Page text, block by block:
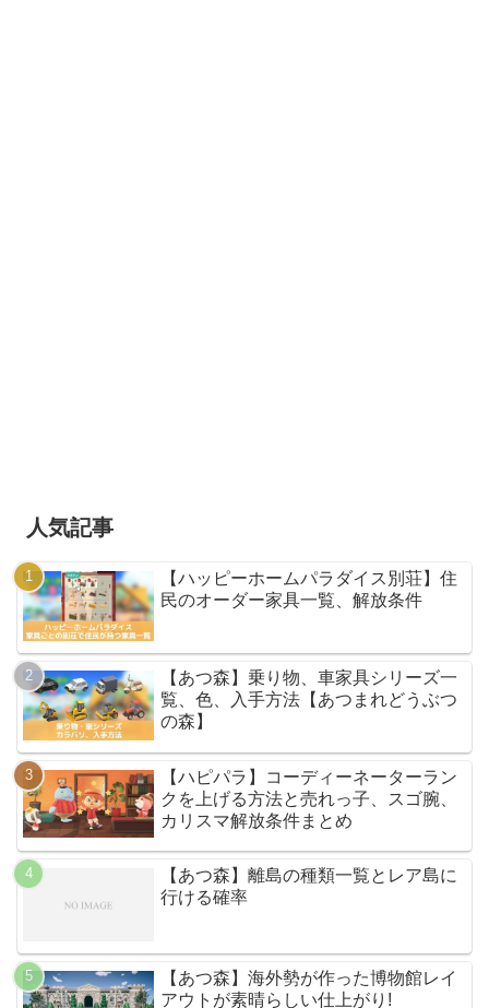
人気記事
【ハッピーホームパラダイス別荘】住
民のオーダー家具一覧、解放条件
【あつ森】乗り物、車家具シリーズ一
覧、色、入手方法【あつまれどうぶつ
の森】
【ハピパラ】コーディーネーターラン
クを上げる方法と売れっ子、スゴ腕、
カリスマ解放条件まとめ
【あつ森】離島の種類一覧とレア島に
行ける確率
【あつ森】海外勢が作った博物館レイ
アウトが素晴らしい仕上がり!